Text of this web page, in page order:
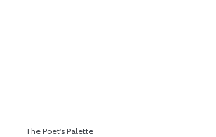
The Poet's Palette